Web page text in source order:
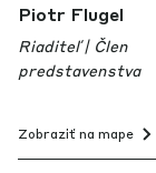
Piotr Flugel
Riaditeľ | Člen
predstavenstva
Zobraziť na mape